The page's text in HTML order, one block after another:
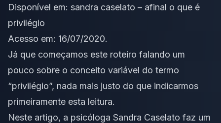
Disponível em: sandra caselato – afinal o que é
privilégio
Acesso em: 16/07/2020.
Já que começamos este roteiro falando um
pouco sobre o conceito variável do termo
“privilégio”, nada mais justo do que indicarmos
primeiramente esta leitura.
Neste artigo, a psicóloga Sandra Caselato faz um